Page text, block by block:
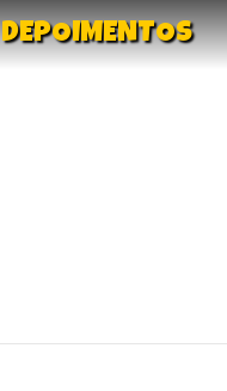
DEPOIMENTOS